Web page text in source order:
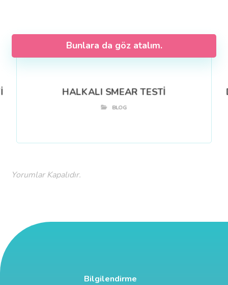
Bunlara da göz atalım.
HALKALI SMEAR TESTİ
BLOG
Yorumlar Kapalıdır.
Bilgilendirme